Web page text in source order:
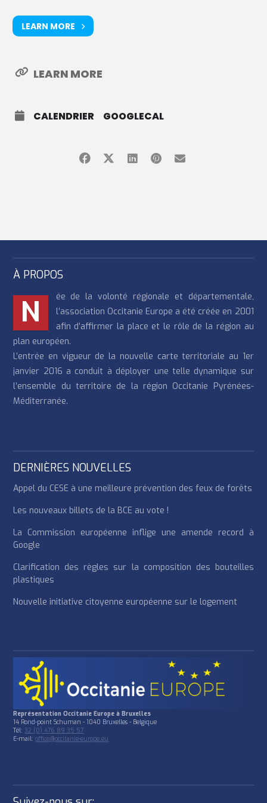
LEARN MORE
LEARN MORE
CALENDRIER GOOGLECAL
À PROPOS
N
ée de la volonté régionale et départementale,
l’association Occitanie Europe a été créée en 2001
afin d’affirmer la place et le rôle de la région au
plan européen.
L’entrée en vigueur de la nouvelle carte territoriale au 1er
janvier 2016 a conduit à déployer une telle dynamique sur
l’ensemble du territoire de la région Occitanie Pyrénées-
Méditerranée.
DERNIÈRES NOUVELLES
Appel du CESE à une meilleure prévention des feux de forêts
Les nouveaux billets de la BCE au vote !
La Commission européenne inflige une amende record à
Google
Clarification des règles sur la composition des bouteilles
plastiques
Nouvelle initiative citoyenne européenne sur le logement
Représentation Occitanie Europe à Bruxelles
14 Rond-point Schuman - 1040 Bruxelles - Belgique
Tél:32 (0) 476 89 35 57
E-mail:office@occitanie-europe.eu